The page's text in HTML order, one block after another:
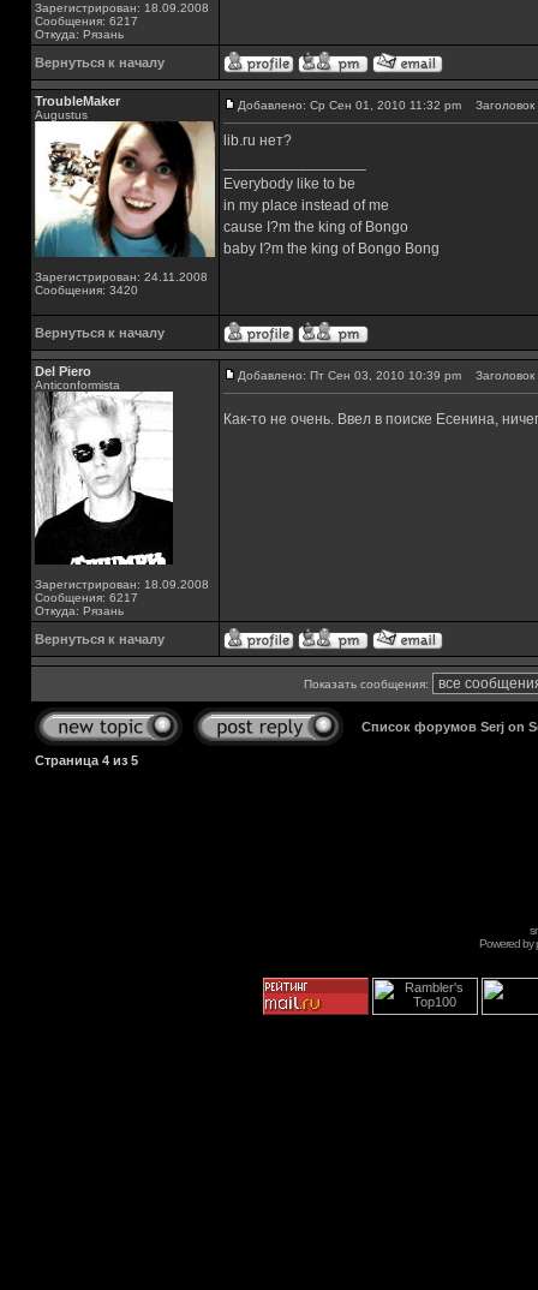
Зарегистрирован: 18.09.2008
Сообщения: 6217
Откуда: Рязань
Вернуться к началу
TroubleMaker
Augustus
Зарегистрирован: 24.11.2008
Сообщения: 3420
Добавлено: Ср Сен 01, 2010 11:32 pm
lib.ru нет?
Everybody like to be
in my place instead of me
cause I?m the king of Bongo
baby I?m the king of Bongo Bong
Вернуться к началу
Del Piero
Аnticonformista
Зарегистрирован: 18.09.2008
Сообщения: 6217
Откуда: Рязань
Добавлено: Пт Сен 03, 2010 10:39 pm
Как-то не очень. Ввел в поиске Есенина,
Вернуться к началу
Показать сообщения:
Список форумов Serj on
Страница 4 из 5
Powered by